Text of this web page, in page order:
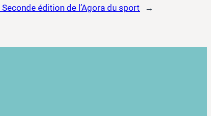
Seconde édition de l’Agora du sport →